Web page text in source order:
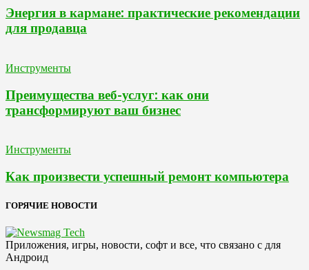
Энергия в кармане: практические рекомендации
для продавца
Инструменты
Преимущества веб-услуг: как они
трансформируют ваш бизнес
Инструменты
Как произвести успешный ремонт компьютера
ГОРЯЧИЕ НОВОСТИ
Приложения, игры, новости, софт и все, что связано с для
Андроид